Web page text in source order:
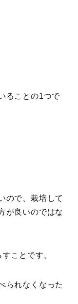
ることの1つで
ので、栽培して
が良いのではな
ことです。
られなくなった